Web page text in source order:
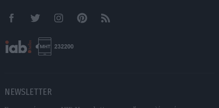
FacebookTwitter InstagramPinterestRSS feeds
NEWSLETTER